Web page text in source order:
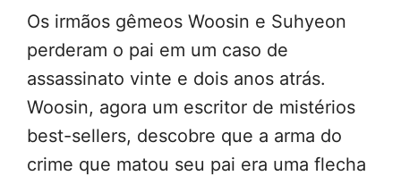
Os irmãos gêmeos Woosin e Suhyeon
perderam o pai em um caso de
assassinato vinte e dois anos atrás.
Woosin, agora um escritor de mistérios
best-sellers, descobre que a arma do
crime que matou seu pai era uma flecha